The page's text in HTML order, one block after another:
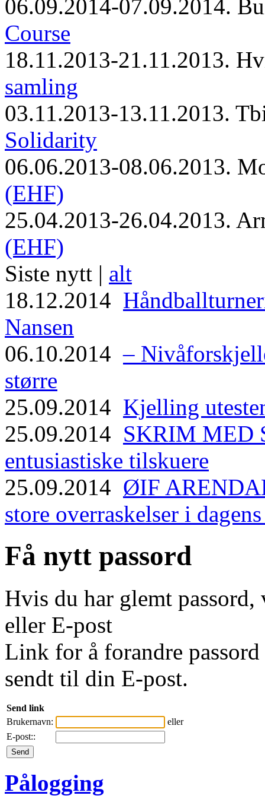
06.09.2014-07.09.2014.
Course
18.11.2013-21.11.2013.
samling
03.11.2013-13.11.2013.
Solidarity
06.06.2013-08.06.2013.
(EHF)
25.04.2013-26.04.2013.
(EHF)
Siste nytt | alt
18.12.2014
Nansen
06.10.2014–
større
25.09.2014 Kjelling
25.09.2014 SKRIM MED
entusiastiske tilskuere
25.09.2014 ØIF
store overraskelser i
Få nytt passord
Hvis du har glemt
eller E-post
Link for å forandre
sendt til din E-post.
Send link
Brukernavn:
eller
E-post::
Pålogging